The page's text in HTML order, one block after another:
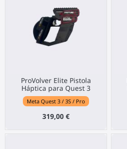
ProVolver Elite Pistola
Háptica para Quest 3
Meta Quest 3 / 3S / Pro
319,00 €